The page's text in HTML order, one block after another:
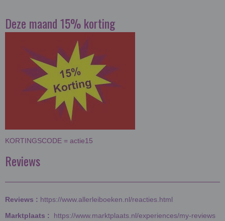
Deze maand 15% korting
KORTINGSCODE = actie15
Reviews
Reviews : https://www.allerleiboeken.nl/reacties.html
Marktplaats : https://www.marktplaats.nl/experiences/my-reviews